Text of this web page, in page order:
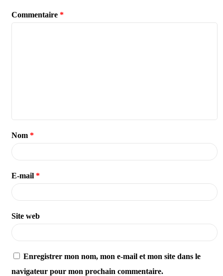
Commentaire *
Nom *
E-mail *
Site web
Enregistrer mon nom, mon e-mail et mon site dans le
navigateur pour mon prochain commentaire.